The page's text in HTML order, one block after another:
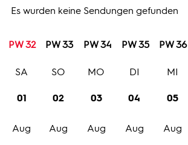
Meldungen
Programm
Trailer
Es wurden keine Sendungen gefunden
PW 32 PW 33 PW 34 PW 35 PW 36
01
Aug
SA
02
Aug
SO
03
Aug
MO
04
Aug
DI
05
Aug
MI